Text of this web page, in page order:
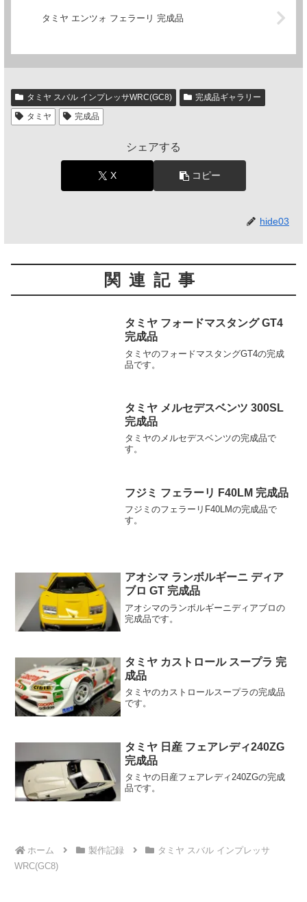
タミヤ エンツォ フェラーリ 完成品
タミヤ スバル インプレッサWRC(GC8)
完成品ギャラリー
タミヤ
完成品
シェアする
X コピー
hide03
関連記事
タミヤ フォードマスタング GT4
完成品
タミヤのフォードマスタングGT4の完成
品です。
タミヤ メルセデスベンツ 300SL
完成品
タミヤのメルセデスベンツの完成品で
す。
フジミ フェラーリ F40LM 完成品
フジミのフェラーリF40LMの完成品で
す。
アオシマ ランボルギーニ ディア
ブロ GT 完成品
アオシマのランボルギーニディアブロの
完成品です。
タミヤ カストロール スープラ 完
成品
タミヤのカストロールスープラの完成品
です。
タミヤ 日産 フェアレディ240ZG
完成品
タミヤの日産フェアレディ240ZGの完成
品です。
ホーム 製作記録
タミヤ スバル インプレッサ
WRC(GC8)